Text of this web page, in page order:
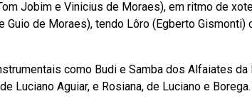
Jobim e Vinicius de Moraes), em ritmo de
Guio de Moraes), tendo Lôro (Egberto Gismonti)
como Budi e Samba dos Alfaiates
Luciano Aguiar, e Rosiana, de Luciano e